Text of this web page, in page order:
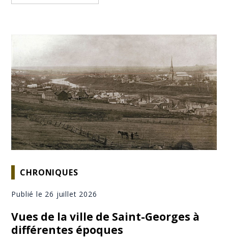
CHRONIQUES
Publié le 26 juillet 2026
Vues de la ville de Saint-Georges à
différentes époques